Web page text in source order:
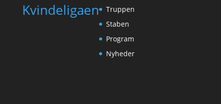
Kvindeligaen
Truppen
Staben
Program
Nyheder